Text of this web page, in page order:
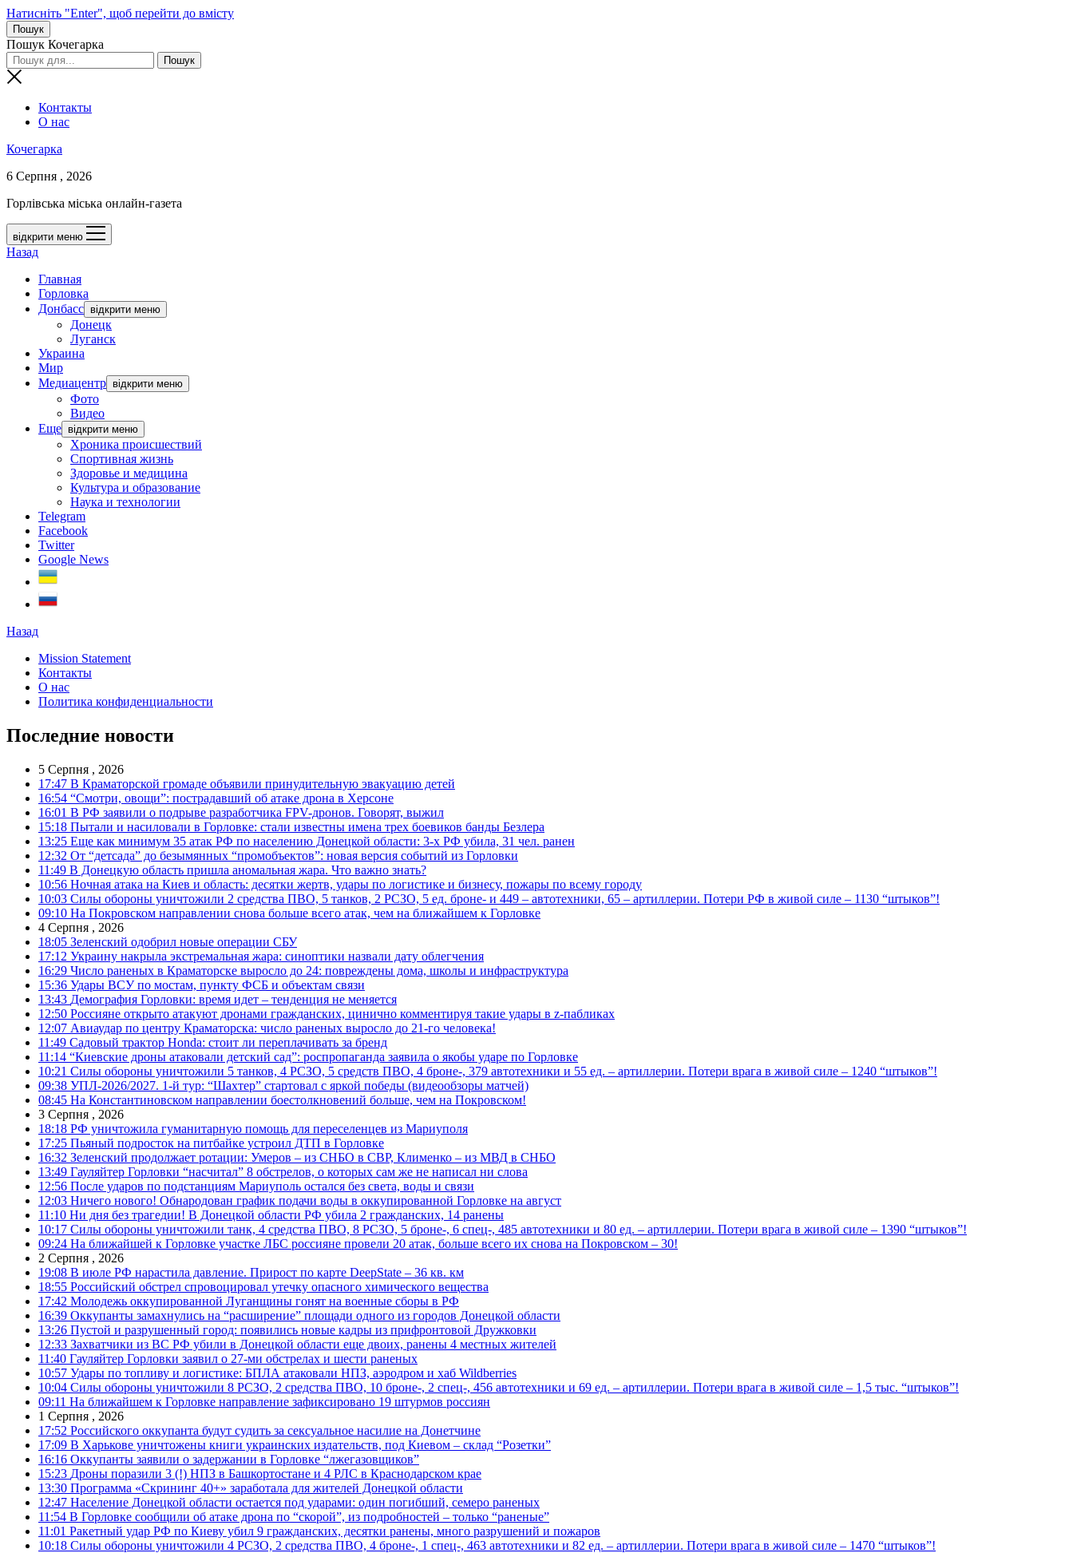
Натисніть "Enter", щоб перейти до вмісту
Пошук
Пошук Кочегарка
Контакты
О нас
Кочегарка
6 Серпня , 2026
Горлівська міська онлайн-газета
відкрити меню
Назад
Главная
Горловка
Донбасс відкрити меню
Донецк
Луганск
Украина
Мир
Медиацентр відкрити меню
Фото
Видео
Еще відкрити меню
Хроника происшествий
Спортивная жизнь
Здоровье и медицина
Культура и образование
Наука и технологии
Telegram
Facebook
Twitter
Google News
Назад
Mission Statement
Контакты
О нас
Политика конфиденциальности
Последние новости
5 Серпня , 2026
17:47 В Краматорской громаде объявили принудительную эвакуацию детей
16:54 “Смотри, овощи”: пострадавший об атаке дрона в Херсоне
16:01 В РФ заявили о подрыве разработчика FPV-дронов. Говорят, выжил
15:18 Пытали и насиловали в Горловке: стали известны имена трех боевиков банды Безлера
13:25 Еще как минимум 35 атак РФ по населению Донецкой области: 3-х РФ убила, 31 чел. ранен
12:32 От “детсада” до безымянных “промобъектов”: новая версия событий из Горловки
11:49 В Донецкую область пришла аномальная жара. Что важно знать?
10:56 Ночная атака на Киев и область: десятки жертв, удары по логистике и бизнесу, пожары по всему городу
10:03 Силы обороны уничтожили 2 средства ПВО, 5 танков, 2 РСЗО, 5 ед. броне- и 449 – автотехники, 65 – артиллерии. Потери РФ в живой силе – 1130 “штыков”!
09:10 На Покровском направлении снова больше всего атак, чем на ближайшем к Горловке
4 Серпня , 2026
18:05 Зеленский одобрил новые операции СБУ
17:12 Украину накрыла экстремальная жара: синоптики назвали дату облегчения
16:29 Число раненых в Краматорске выросло до 24: повреждены дома, школы и инфраструктура
15:36 Удары ВСУ по мостам, пункту ФСБ и объектам связи
13:43 Демография Горловки: время идет – тенденция не меняется
12:50 Россияне открыто атакуют дронами гражданских, цинично комментируя такие удары в z-пабликах
12:07 Авиаудар по центру Краматорска: число раненых выросло до 21-го человека!
11:49 Садовый трактор Honda: стоит ли переплачивать за бренд
11:14 “Киевские дроны атаковали детский сад”: роспропаганда заявила о якобы ударе по Горловке
10:21 Силы обороны уничтожили 5 танков, 4 РСЗО, 5 средств ПВО, 4 броне-, 379 автотехники и 55 ед. – артиллерии. Потери врага в живой силе – 1240 “штыков”!
09:38 УПЛ-2026/2027. 1-й тур: “Шахтер” стартовал с яркой победы (видеообзоры матчей)
08:45 На Константиновском направлении боестолкновений больше, чем на Покровском!
3 Серпня , 2026
18:18 РФ уничтожила гуманитарную помощь для переселенцев из Мариуполя
17:25 Пьяный подросток на питбайке устроил ДТП в Горловке
16:32 Зеленский продолжает ротации: Умеров – из СНБО в СВР, Клименко – из МВД в СНБО
13:49 Гауляйтер Горловки “насчитал” 8 обстрелов, о которых сам же не написал ни слова
12:56 После ударов по подстанциям Мариуполь остался без света, воды и связи
12:03 Ничего нового! Обнародован график подачи воды в оккупированной Горловке на август
11:10 Ни дня без трагедии! В Донецкой области РФ убила 2 гражданских, 14 ранены
10:17 Силы обороны уничтожили танк, 4 средства ПВО, 8 РСЗО, 5 броне-, 6 спец-, 485 автотехники и 80 ед. – артиллерии. Потери врага в живой силе – 1390 “штыков”!
09:24 На ближайшей к Горловке участке ЛБС россияне провели 20 атак, больше всего их снова на Покровском – 30!
2 Серпня , 2026
19:08 В июле РФ нарастила давление. Прирост по карте DeepState – 36 кв. км
18:55 Российский обстрел спровоцировал утечку опасного химического вещества
17:42 Молодежь оккупированной Луганщины гонят на военные сборы в РФ
16:39 Оккупанты замахнулись на “расширение” площади одного из городов Донецкой области
13:26 Пустой и разрушенный город: появились новые кадры из прифронтовой Дружковки
12:33 Захватчики из ВС РФ убили в Донецкой области еще двоих, ранены 4 местных жителей
11:40 Гауляйтер Горловки заявил о 27-ми обстрелах и шести раненых
10:57 Удары по топливу и логистике: БПЛА атаковали НПЗ, аэродром и хаб Wildberries
10:04 Силы обороны уничтожили 8 РСЗО, 2 средства ПВО, 10 броне-, 2 спец-, 456 автотехники и 69 ед. – артиллерии. Потери врага в живой силе – 1,5 тыс. “штыков”!
09:11 На ближайшем к Горловке направление зафиксировано 19 штурмов россиян
1 Серпня , 2026
17:52 Российского оккупанта будут судить за сексуальное насилие на Донетчине
17:09 В Харькове уничтожены книги украинских издательств, под Киевом – склад “Розетки”
16:16 Оккупанты заявили о задержании в Горловке “лжегазовщиков”
15:23 Дроны поразили 3 (!) НПЗ в Башкортостане и 4 РЛС в Краснодарском крае
13:30 Программа «Скрининг 40+» заработала для жителей Донецкой области
12:47 Население Донецкой области остается под ударами: один погибший, семеро раненых
11:54 В Горловке сообщили об атаке дрона по “скорой”, из подробностей – только “раненые”
11:01 Ракетный удар РФ по Киеву убил 9 гражданских, десятки ранены, много разрушений и пожаров
10:18 Силы обороны уничтожили 4 РСЗО, 2 средства ПВО, 4 броне-, 1 спец-, 463 автотехники и 82 ед. – артиллерии. Потери врага в живой силе – 1470 “штыков”!